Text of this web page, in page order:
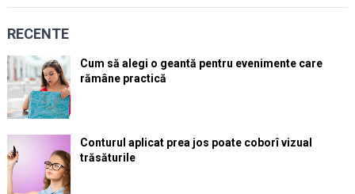
RECENTE
Cum să alegi o geantă pentru evenimente care
rămâne practică
Conturul aplicat prea jos poate coborî vizual
trăsăturile